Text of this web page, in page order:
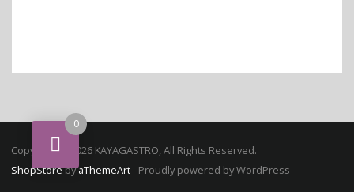
Copyright © 2026 KAYAGASTRO, All Rights Reserved.
ShopStorebyaThemeArt- Proudly powered by WordPress
0